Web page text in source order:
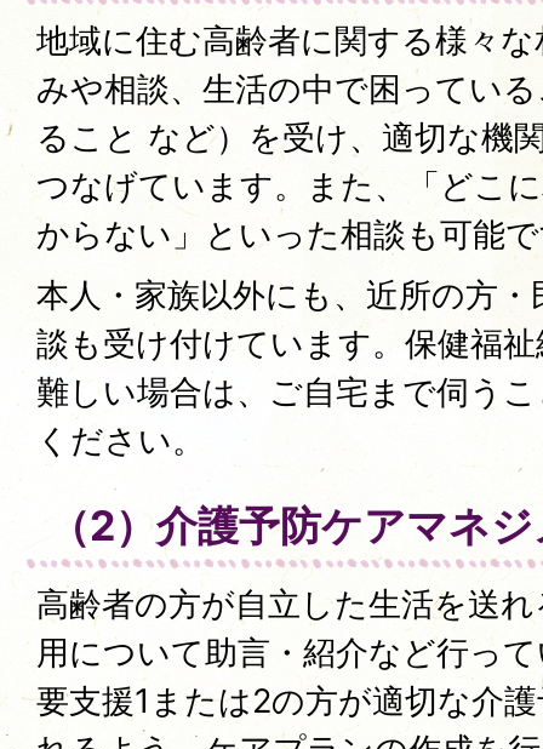
地域に住む高齢者に関する様々
みや相談、生活の中で困ってい
ること など）を受け、適切な機
つなげています。また、「どこ
からない」といった相談も可能
本人・家族以外にも、近所の方
談も受け付けています。保健福
難しい場合は、ご自宅まで伺う
ください。
（2）介護予防ケアマネ
高齢者の方が自立した生活を送
用について助言・紹介など行っ
要支援1または2の方が適切な介